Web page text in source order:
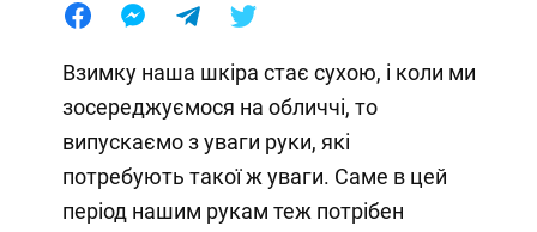
Взимку наша шкіра стає сухою, і коли ми
зосереджуємося на обличчі, то
випускаємо з уваги руки, які
потребують такої ж уваги. Саме в цей
період нашим рукам теж потрібен